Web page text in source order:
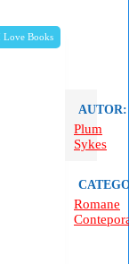
Love Books
AUTOR:
Plum
Sykes
Romane